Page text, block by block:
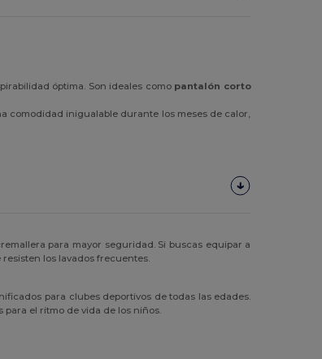
óptima. Son ideales como pantalón corto
comodidad inigualable durante los meses de calor,
para mayor seguridad. Si buscas equipar a
los lavados frecuentes.
para clubes deportivos de todas las edades.
el ritmo de vida de los niños.